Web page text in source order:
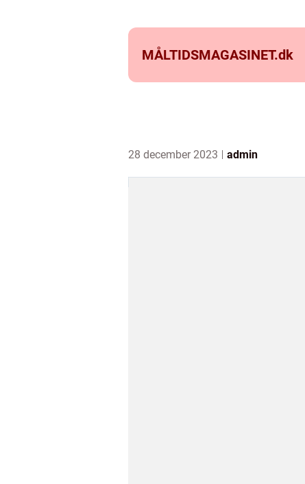
MÅLTIDSMAGASINET.dk
28 december 2023 admin